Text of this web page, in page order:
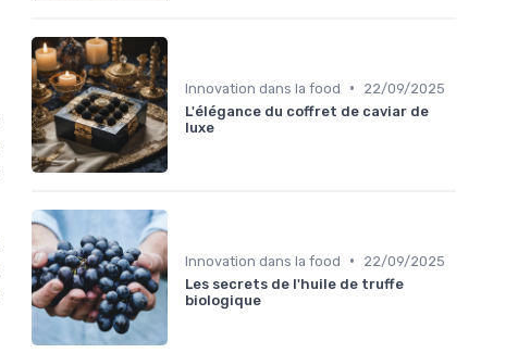
Innovation dans la food •
22/09/2025
L'élégance du coffret de caviar de
luxe
Innovation dans la food •
22/09/2025
Les secrets de l'huile de truffe
biologique